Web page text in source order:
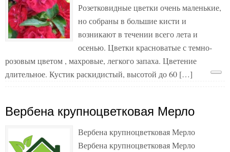
Розетковидные цветки очень маленькие,
но собраны в большие кисти и
возникают в течении всего лета и
осенью. Цветки красноватые с темно-
розовым цветом , махровые, легкого запаха. Цветение
длительное. Кустик раскидистый, высотой до 60 […]
Вербена крупноцветковая Мерло
Вербена крупноцветковая Мерло
Вербена крупноцветковая Мерло